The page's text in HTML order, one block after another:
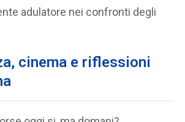
adulatore nei confronti degli
cinema e riflessioni